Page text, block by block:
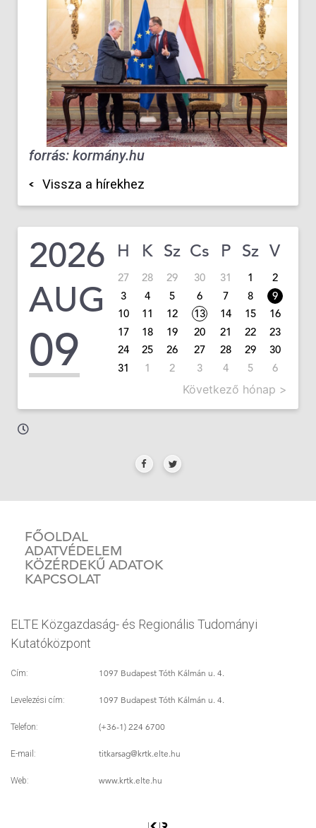
forrás: kormány.hu
Vissza a hírekhez
2026
AUG
09
H K Sz Cs P Sz V
27 28 29 30 31 1
2
3
4 5 6 7 8
9
10
11 12 13 14 15
16
17
18 19 20 21 22
23
24
25 26 27 28 29
30
31
1 2 3 4 5 6
Következő hónap >
FŐOLDAL
ADATVÉDELEM
KÖZÉRDEKŰ ADATOK
KAPCSOLAT
ELTE Közgazdaság- és Regionális Tudományi
Kutatóközpont
Cím: 1097 Budapest Tóth Kálmán u. 4.
Levelezési cím: 1097 Budapest Tóth Kálmán u. 4.
Telefon: (+36-1) 224 6700
E-mail: titkarsag@krtk.elte.hu
Web: www.krtk.elte.hu